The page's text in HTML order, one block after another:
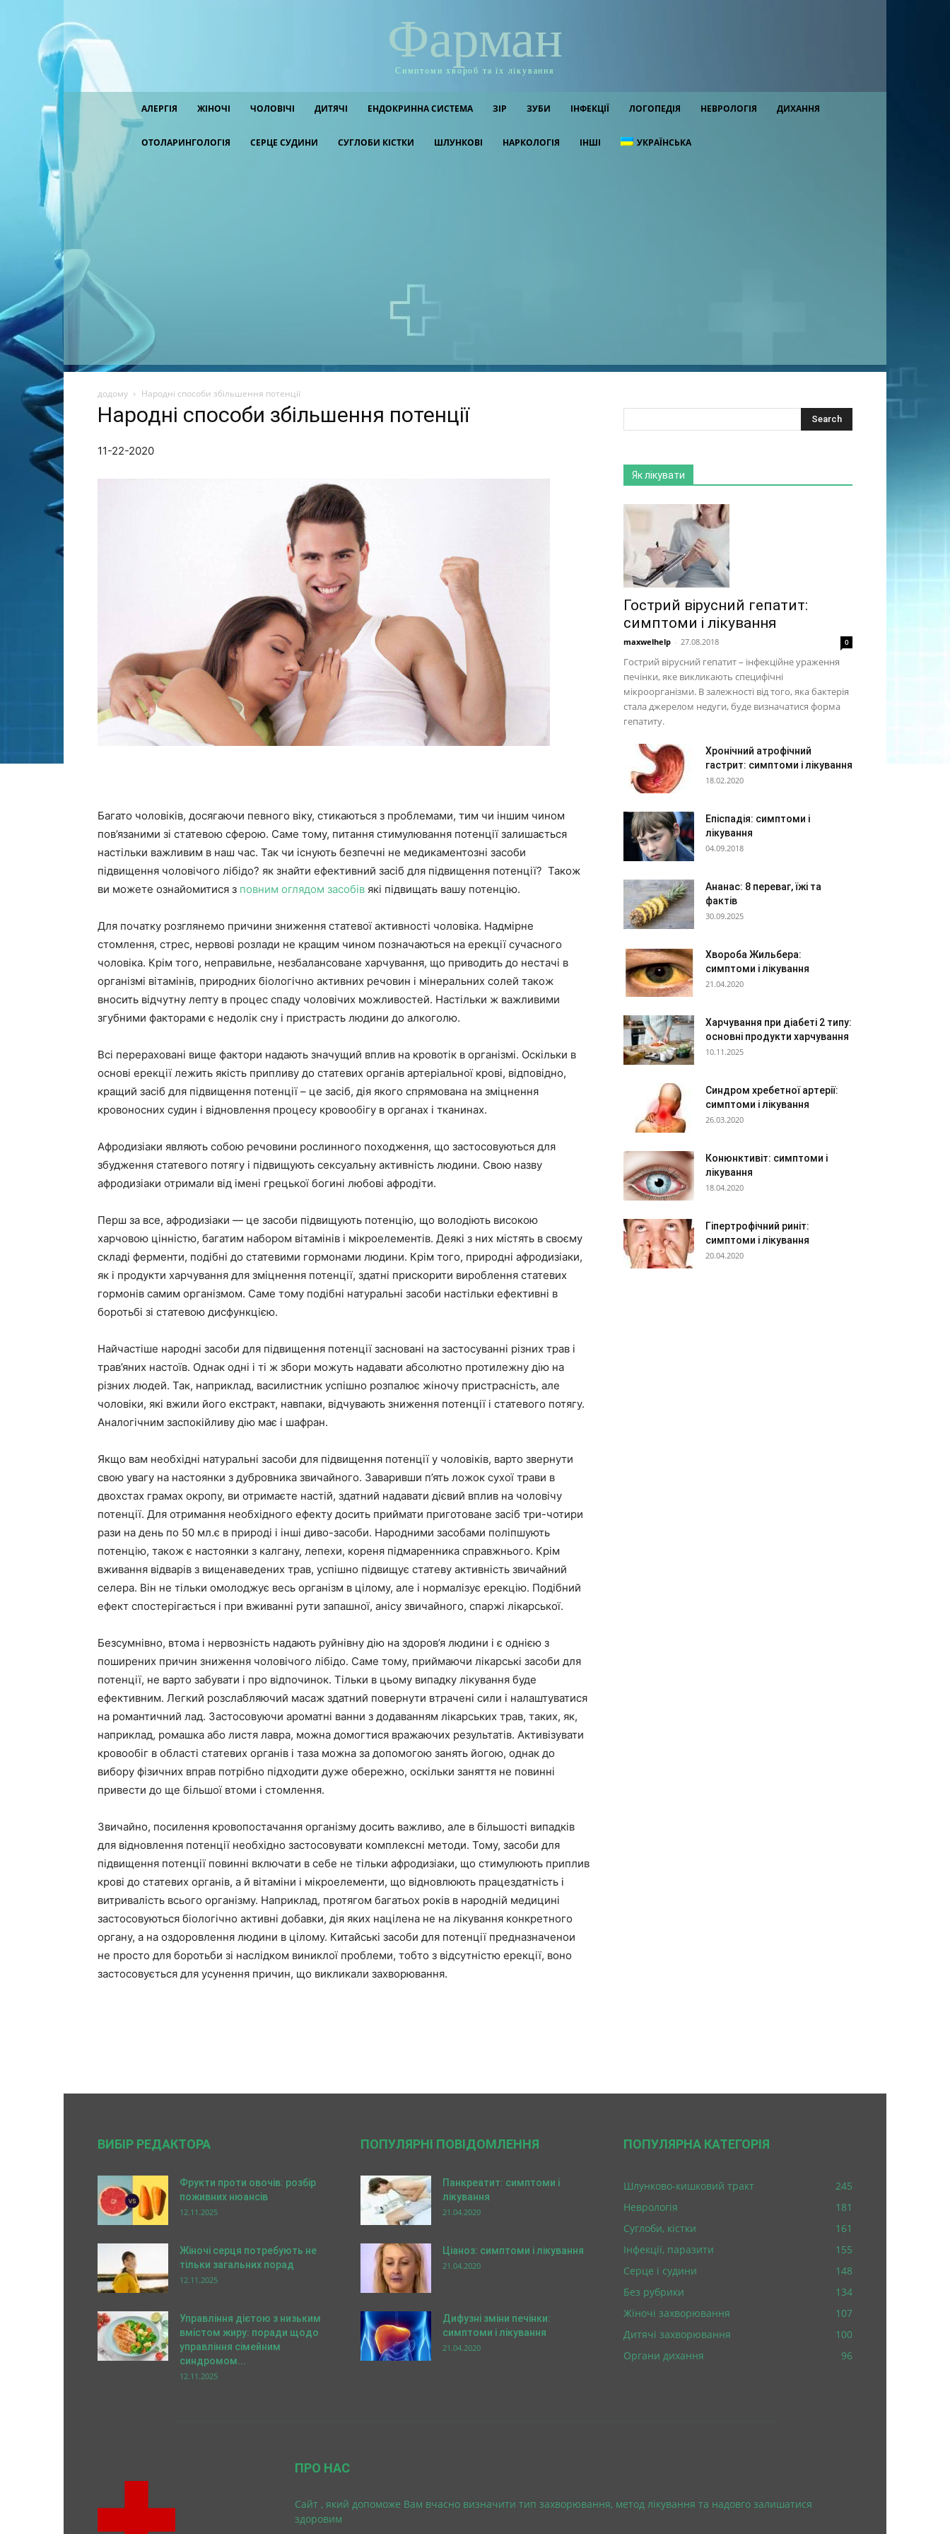
Фарман
Симптоми хвороб та їх лікування
АЛЕРГІЯ ЖІНОЧІ ЧОЛОВІЧІ ДИТЯЧІ ЕНДОКРИННА СИСТЕМА ЗІР ЗУБИ ІНФЕКЦІЇ ЛОГОПЕДІЯ НЕВРОЛОГІЯ ДИХАННЯ
ОТОЛАРИНГОЛОГІЯ СЕРЦЕ СУДИНИ СУГЛОБИ КІСТКИ ШЛУНКОВІ НАРКОЛОГІЯ ІНШІ УКРАЇНСЬКА
додому Народні способи збільшення потенції
Народні способи збільшення потенції
11-22-2020
Багато чоловіків, досягаючи певного віку, стикаються з проблемами, тим чи іншим чином
пов’язаними зі статевою сферою. Саме тому, питання стимулювання потенції залишається
настільки важливим в наш час. Так чи існують безпечні не медикаментозні засоби
підвищення чоловічого лібідо? як знайти ефективний засіб для підвищення потенції? Також
ви можете ознайомитися з повним оглядом засобів які підвищать вашу потенцію.
Для початку розглянемо причини зниження статевої активності чоловіка. Надмірне
стомлення, стрес, нервові розлади не кращим чином позначаються на ерекції сучасного
чоловіка. Крім того, неправильне, незбалансоване харчування, що приводить до нестачі в
організмі вітамінів, природних біологічно активних речовин і мінеральних солей також
вносить відчутну лепту в процес спаду чоловічих можливостей. Настільки ж важливими
згубними факторами є недолік сну і пристрасть людини до алкоголю.
Всі перераховані вище фактори надають значущий вплив на кровотік в організмі. Оскільки в
основі ерекції лежить якість припливу до статевих органів артеріальної крові, відповідно,
кращий засіб для підвищення потенції – це засіб, дія якого спрямована на зміцнення
кровоносних судин і відновлення процесу кровообігу в органах і тканинах.
Афродизіаки являють собою речовини рослинного походження, що застосовуються для
збудження статевого потягу і підвищують сексуальну активність людини. Свою назву
афродизіаки отримали від імені грецької богині любові афродіти.
Перш за все, афродизіаки — це засоби підвищують потенцію, що володіють високою
харчовою цінністю, багатим набором вітамінів і мікроелементів. Деякі з них містять в своєму
складі ферменти, подібні до статевими гормонами людини. Крім того, природні афродизіаки,
як і продукти харчування для зміцнення потенції, здатні прискорити вироблення статевих
гормонів самим організмом. Саме тому подібні натуральні засоби настільки ефективні в
боротьбі зі статевою дисфункцією.
Найчастіше народні засоби для підвищення потенції засновані на застосуванні різних трав і
трав’яних настоїв. Однак одні і ті ж збори можуть надавати абсолютно протилежну дію на
різних людей. Так, наприклад, василистник успішно розпалює жіночу пристрасність, але
чоловіки, які вжили його екстракт, навпаки, відчувають зниження потенції і статевого потягу.
Аналогічним заспокійливу дію має і шафран.
Якщо вам необхідні натуральні засоби для підвищення потенції у чоловіків, варто звернути
свою увагу на настоянки з дубровника звичайного. Заваривши п’ять ложок сухої трави в
двохстах грамах окропу, ви отримаєте настій, здатний надавати дієвий вплив на чоловічу
потенції. Для отримання необхідного ефекту досить приймати приготоване засіб три-чотири
рази на день по 50 мл.є в природі і інші диво-засоби. Народними засобами поліпшують
потенцію, також є настоянки з калгану, лепехи, кореня підмаренника справжнього. Крім
вживання відварів з вищенаведених трав, успішно підвищує статеву активність звичайний
селера. Він не тільки омолоджує весь організм в цілому, але і нормалізує ерекцію. Подібний
ефект спостерігається і при вживанні рути запашної, анісу звичайного, спаржі лікарської.
Безсумнівно, втома і нервозність надають руйнівну дію на здоров’я людини і є однією з
поширених причин зниження чоловічого лібідо. Саме тому, приймаючи лікарські засоби для
потенції, не варто забувати і про відпочинок. Тільки в цьому випадку лікування буде
ефективним. Легкий розслабляючий масаж здатний повернути втрачені сили і налаштуватися
на романтичний лад. Застосовуючи ароматні ванни з додаванням лікарських трав, таких, як,
наприклад, ромашка або листя лавра, можна домогтися вражаючих результатів. Активізувати
кровообіг в області статевих органів і таза можна за допомогою занять йогою, однак до
вибору фізичних вправ потрібно підходити дуже обережно, оскільки заняття не повинні
привести до ще більшої втоми і стомлення.
Звичайно, посилення кровопостачання організму досить важливо, але в більшості випадків
для відновлення потенції необхідно застосовувати комплексні методи. Тому, засоби для
підвищення потенції повинні включати в себе не тільки афродизіаки, що стимулюють приплив
крові до статевих органів, а й вітаміни і мікроелементи, що відновлюють працездатність і
витривалість всього організму. Наприклад, протягом багатьох років в народній медицині
застосовуються біологічно активні добавки, дія яких націлена не на лікування конкретного
органу, а на оздоровлення людини в цілому. Китайські засоби для потенції предназначенои
не просто для боротьби зі наслідком виниклої проблеми, тобто з відсутністю ерекції, воно
застосовується для усунення причин, що викликали захворювання.
Як лікувати
Гострий вірусний гепатит:
симптоми і лікування
maxwelhelp - 27.08.2018 0
Гострий вірусний гепатит – інфекційне ураження
печінки, яке викликають специфічні
мікроорганізми. В залежності від того, яка бактерія
стала джерелом недуги, буде визначатися форма
гепатиту.
Хронічний атрофічний
гастрит: симптоми і лікування
18.02.2020
Епіспадія: симптоми і
лікування
04.09.2018
Ананас: 8 переваг, їжі та
фактів
30.09.2025
Хвороба Жильбера:
симптоми і лікування
21.04.2020
Харчування при діабеті 2 типу:
основні продукти харчування
10.11.2025
Синдром хребетної артерії:
симптоми і лікування
26.03.2020
Конюнктивіт: симптоми і
лікування
18.04.2020
Гіпертрофічний риніт:
симптоми і лікування
20.04.2020
ВИБІР РЕДАКТОРА
Фрукти проти овочів: розбір
поживних нюансів
12.11.2025
Жіночі серця потребують не
тільки загальних порад
12.11.2025
Управління дієтою з низьким
вмістом жиру: поради щодо
управління сімейним
синдромом...
12.11.2025
ПОПУЛЯРНІ ПОВІДОМЛЕННЯ
Панкреатит: симптоми і
лікування
21.04.2020
Ціаноз: симптоми і лікування
21.04.2020
Дифузні зміни печінки:
симптоми і лікування
21.04.2020
ПОПУЛЯРНА КАТЕГОРІЯ
Шлунково-кишковий тракт
245
Неврологія
181
Суглоби, кістки
161
Інфекції, паразити
155
Серце і судини
148
Без рубрики
134
Жіночі захворювання
107
Дитячі захворювання
100
Органи дихання
96
ПРО НАС
Cайт , який допоможе Вам вчасно визначити тип захворювання, метод лікування та надовго залишатися
здоровим